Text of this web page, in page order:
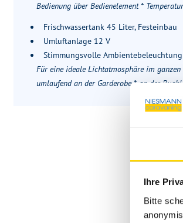
Ihre
Bitte
Bedienung über Bedienelement *
Frischwassertank 45 Liter, Festeinbau
Umluftanlage 12 V
Stimmungsvolle Ambientebeleuchtung
Für eine ideale Lichtatmosphäre im
umlaufend an der Garderobe * an der